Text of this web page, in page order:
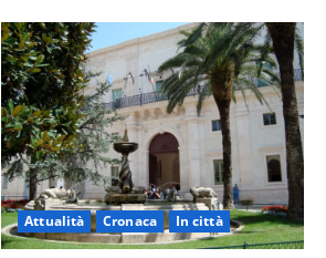
Attualità Cronaca In città